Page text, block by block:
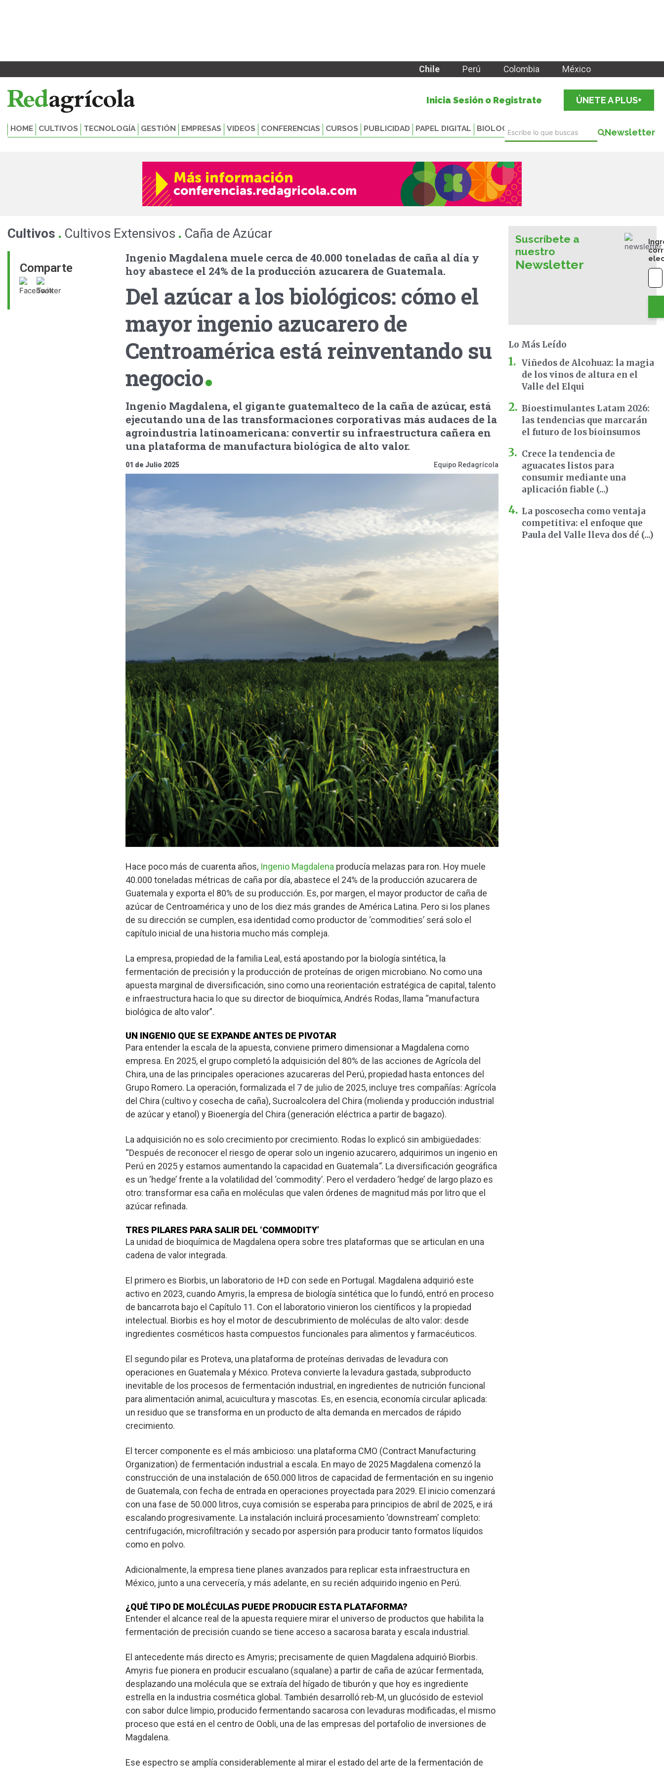
Chile Perú Colombia México
Inicia Sesión o Registrate ÚNETE A PLUS+
HOME CULTIVOS TECNOLOGÍA GESTIÓN EMPRESAS VIDEOS CONFERENCIAS CURSOS PUBLICIDAD PAPEL DIGITAL BIOLOGICALS Newsletter
Cultivos . Cultivos Extensivos . Caña de Azúcar
Comparte
Ingenio Magdalena muele cerca de 40.000 toneladas de caña al día y
hoy abastece el 24% de la producción azucarera de Guatemala.
Del azúcar a los biológicos: cómo el
mayor ingenio azucarero de
Centroamérica está reinventando su
negocio
Ingenio Magdalena, el gigante guatemalteco de la caña de azúcar, está
ejecutando una de las transformaciones corporativas más audaces de la
agroindustria latinoamericana: convertir su infraestructura cañera en
una plataforma de manufactura biológica de alto valor.
01 de Julio 2025 Equipo Redagrícola
Hace poco más de cuarenta años, Ingenio Magdalenaproducía melazas para ron. Hoy muele
40.000 toneladas métricas de caña por día, abastece el 24% de la producción azucarera de
Guatemala y exporta el 80% de su producción. Es, por margen, el mayor productor de caña de
azúcar de Centroamérica y uno de los diez más grandes de América Latina. Pero si los planes
de su dirección se cumplen, esa identidad como productor de ‘commodities’ será solo el
capítulo inicial de una historia mucho más compleja.
La empresa, propiedad de la familia Leal, está apostando por la biología sintética, la
fermentación de precisión y la producción de proteínas de origen microbiano. No como una
apuesta marginal de diversificación, sino como una reorientación estratégica de capital, talento
e infraestructura hacia lo que su director de bioquímica, Andrés Rodas, llama “manufactura
biológica de alto valor”.
UN INGENIO QUE SE EXPANDE ANTES DE PIVOTAR
Para entender la escala de la apuesta, conviene primero dimensionar a Magdalena como
empresa. En 2025, el grupo completó la adquisición del 80% de las acciones de Agrícola del
Chira, una de las principales operaciones azucareras del Perú, propiedad hasta entonces del
Grupo Romero. La operación, formalizada el 7 de julio de 2025, incluye tres compañías: Agrícola
del Chira (cultivo y cosecha de caña), Sucroalcolera del Chira (molienda y producción industrial
de azúcar y etanol) y Bioenergía del Chira (generación eléctrica a partir de bagazo).
La adquisición no es solo crecimiento por crecimiento. Rodas lo explicó sin ambigüedades:
“Después de reconocer el riesgo de operar solo un ingenio azucarero, adquirimos un ingenio en
Perú en 2025 y estamos aumentando la capacidad en Guatemala“. La diversificación geográfica
es un ‘hedge’ frente a la volatilidad del ‘commodity’. Pero el verdadero ‘hedge’ de largo plazo es
otro: transformar esa caña en moléculas que valen órdenes de magnitud más por litro que el
azúcar refinada.
TRES PILARES PARA SALIR DEL ‘COMMODITY’
La unidad de bioquímica de Magdalena opera sobre tres plataformas que se articulan en una
cadena de valor integrada.
El primero es Biorbis, un laboratorio de I+D con sede en Portugal. Magdalena adquirió este
activo en 2023, cuando Amyris, la empresa de biología sintética que lo fundó, entró en proceso
de bancarrota bajo el Capítulo 11. Con el laboratorio vinieron los científicos y la propiedad
intelectual. Biorbis es hoy el motor de descubrimiento de moléculas de alto valor: desde
ingredientes cosméticos hasta compuestos funcionales para alimentos y farmacéuticos.
El segundo pilar es Proteva, una plataforma de proteínas derivadas de levadura con
operaciones en Guatemala y México. Proteva convierte la levadura gastada, subproducto
inevitable de los procesos de fermentación industrial, en ingredientes de nutrición funcional
para alimentación animal, acuicultura y mascotas. Es, en esencia, economía circular aplicada:
un residuo que se transforma en un producto de alta demanda en mercados de rápido
crecimiento.
El tercer componente es el más ambicioso: una plataforma CMO (Contract Manufacturing
Organization) de fermentación industrial a escala. En mayo de 2025 Magdalena comenzó la
construcción de una instalación de 650.000 litros de capacidad de fermentación en su ingenio
de Guatemala, con fecha de entrada en operaciones proyectada para 2029. El inicio comenzará
con una fase de 50.000 litros, cuya comisión se esperaba para principios de abril de 2025, e irá
escalando progresivamente. La instalación incluirá procesamiento ‘downstream’ completo:
centrifugación, microfiltración y secado por aspersión para producir tanto formatos líquidos
como en polvo.
Adicionalmente, la empresa tiene planes avanzados para replicar esta infraestructura en
México, junto a una cervecería, y más adelante, en su recién adquirido ingenio en Perú.
¿QUÉ TIPO DE MOLÉCULAS PUEDE PRODUCIR ESTA PLATAFORMA?
Entender el alcance real de la apuesta requiere mirar el universo de productos que habilita la
fermentación de precisión cuando se tiene acceso a sacarosa barata y escala industrial.
El antecedente más directo es Amyris; precisamente de quien Magdalena adquirió Biorbis.
Amyris fue pionera en producir escualano(squalane) a partir de caña de azúcar fermentada,
desplazando una molécula que se extraía del hígado de tiburón y que hoy es ingrediente
estrella en la industria cosmética global. También desarrolló reb-M, un glucósido de esteviol
con sabor dulce limpio, producido fermentando sacarosa con levaduras modificadas, el mismo
proceso que está en el centro de Oobli, una de las empresas del portafolio de inversiones de
Magdalena.
Ese espectro se amplía considerablemente al mirar el estado del arte de la fermentación de
Suscríbete a
nuestro
Newsletter
Lo Más Leído
Viñedos de Alcohuaz: la magia
de los vinos de altura en el
Valle del Elqui
Bioestimulantes Latam 2026:
las tendencias que marcarán
el futuro de los bioinsumos
Crece la tendencia de
aguacates listos para
consumir mediante una
aplicación fiable (...)
La poscosecha como ventaja
competitiva: el enfoque que
Paula del Valle lleva dos dé (...)